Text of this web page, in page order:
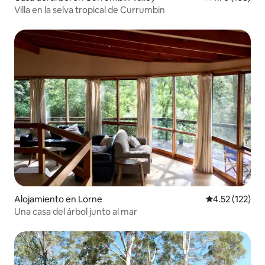
Villa en la selva tropical de Currumbin
Alojamiento en Lorne Calificación
4.52 (122)
Una casa del árbol junto al mar